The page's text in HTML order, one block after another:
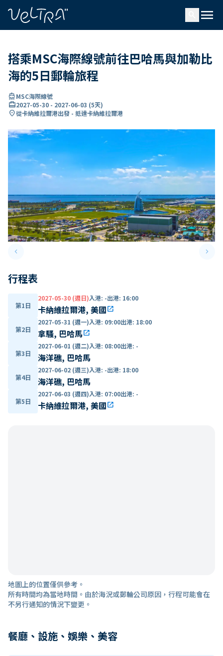
menu
搭乘MSC海際線號前往巴哈馬與加勒比
海的5日郵輪旅程
directions_boatMSC海際線號
card_travel2027-05-30 - 2027-06-03 (5天)
location_on從卡納維拉爾港出發 - 抵達卡納維拉爾港
keyboard_arrow_leftPrevious slide keyboard_arrow_right
行程表
第1日
2027-05-30 (週日)入港: -出港: 16:00
卡納維拉爾港, 美國open_in_new
第2日
2027-05-31 (週一)入港: 09:00出港: 18:00
拿騷, 巴哈馬open_in_new
第3日
2027-06-01 (週二)入港: 08:00出港: -
海洋礁, 巴哈馬
第4日
2027-06-02 (週三)入港: -出港: 18:00
海洋礁, 巴哈馬
第5日
2027-06-03 (週四)入港: 07:00出港: -
卡納維拉爾港, 美國open_in_new
地圖上的位置僅供參考。
所有時間均為當地時間。由於海況或郵輪公司原因，行程可能會在
不另行通知的情況下變更。
餐廳、設施、娛樂、美容